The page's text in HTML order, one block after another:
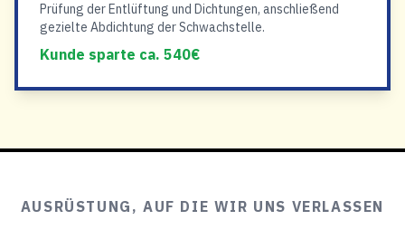
Prüfung der Entlüftung und Dichtungen, anschließend
gezielte Abdichtung der Schwachstelle.
Kunde sparte ca. 540€
AUSRÜSTUNG, AUF DIE WIR UNS VERLASSEN